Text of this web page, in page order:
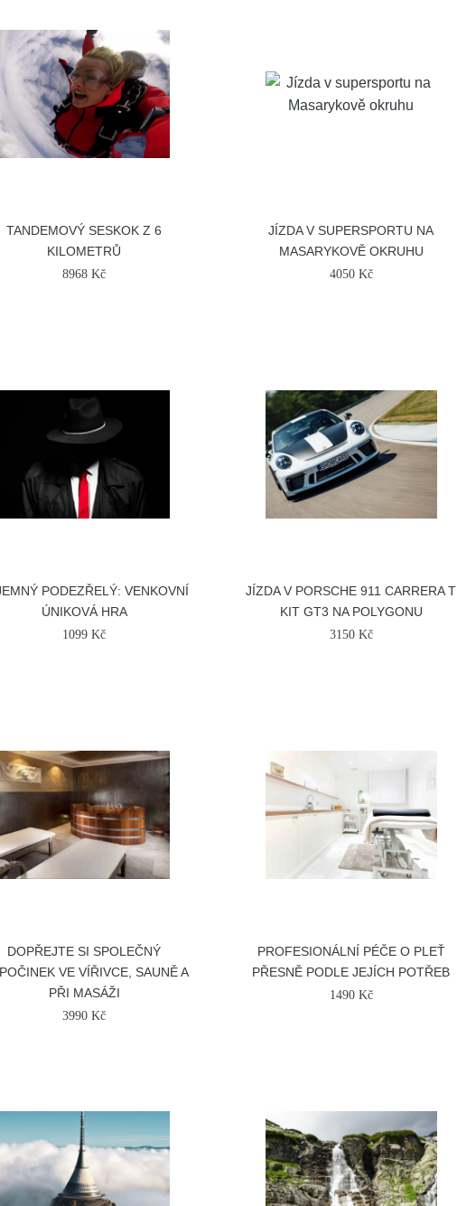
TANDEMOVÝ SESKOK Z 6
KILOMETRŮ
8968 Kč
JÍZDA V SUPERSPORTU NA
MASARYKOVĚ OKRUHU
4050 Kč
PODEZŘELÝ: VENKOVNÍ
ÚNIKOVÁ HRA
1099 Kč
JÍZDA V PORSCHE 911 CARRERA T
KIT GT3 NA POLYGONU
3150 Kč
DOPŘEJTE SI SPOLEČNÝ
VE VÍŘIVCE, SAUNĚ A
PŘI MASÁŽI
3990 Kč
PROFESIONÁLNÍ PÉČE O PLEŤ
PŘESNĚ PODLE JEJÍCH POTŘEB
1490 Kč